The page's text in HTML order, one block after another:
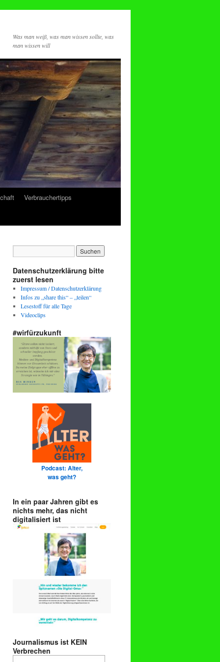
Was man weiß, was man wissen sollte, was
man wissen will
Verbrauchertipps
Datenschutzerklärung bitte
zuerst lesen
Impressum / Datenschutzerklärung
Infos zu „share this“ – „teilen“
Lesestoff für alle Tage
Videoclips
#wirfürzukunft
Podcast: Alter,
was geht?
In ein paar Jahren gibt es
nichts mehr, das nicht
digitalisiert ist
Journalismus ist KEIN
Verbrechen